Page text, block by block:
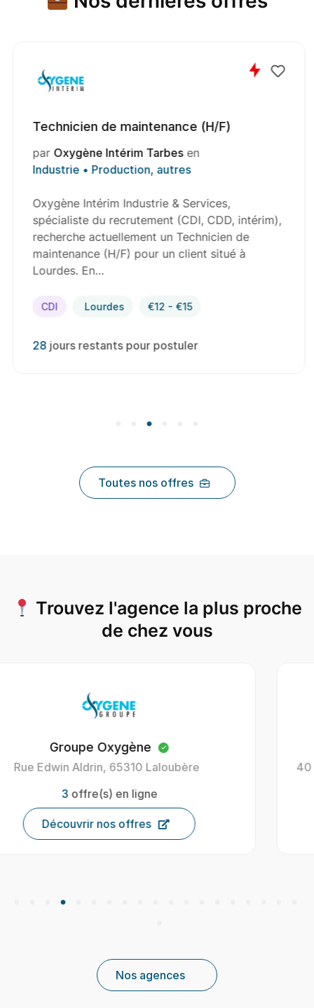
Technicien de maintenance (H/F)
par Oxygène Intérim Tarbesen
Industrie • Production, autres
Oxygène Intérim Industrie & Services,
spécialiste du recrutement (CDI, CDD, intérim),
recherche actuellement un Technicien de
maintenance (H/F) pour un client situé à
Lourdes. En…
CDI Lourdes €12 - €15
28 jours restants pour postuler
Toutes nos offres
Trouvez l'agence la plus proche
de chez vous
Oxygène Intérim Carcassonne
40 Av. Henri Gout, 11000 Carcassonne, France
9offre(s) en ligne
Découvrir nos offres
Nos agences